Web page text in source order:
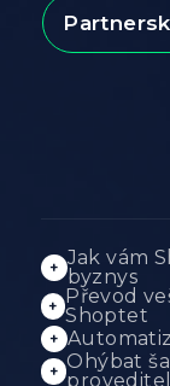
+ Jak vám
byznys
+
Převod
Shoptet
+
+ Ohýbat